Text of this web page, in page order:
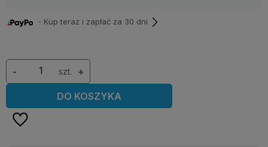
・Kup teraz i zapłać za 30 dni
szt. +
-
DO KOSZYKA